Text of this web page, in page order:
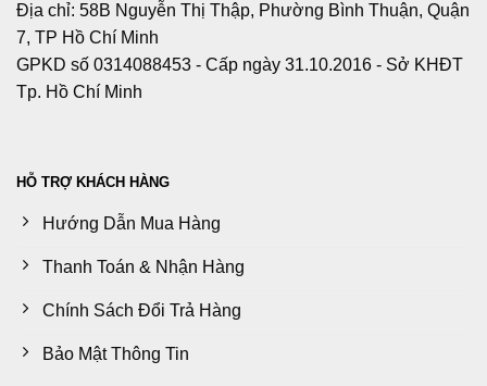
Địa chỉ: 58B Nguyễn Thị Thập, Phường Bình Thuận, Quận
7, TP Hồ Chí Minh
GPKD số 0314088453 - Cấp ngày 31.10.2016 - Sở KHĐT
Tp. Hồ Chí Minh
HỖ TRỢ KHÁCH HÀNG
Hướng Dẫn Mua Hàng
Thanh Toán & Nhận Hàng
Chính Sách Đổi Trả Hàng
Bảo Mật Thông Tin